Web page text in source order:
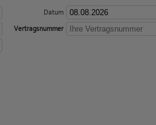
Datum
Vertragsnummer